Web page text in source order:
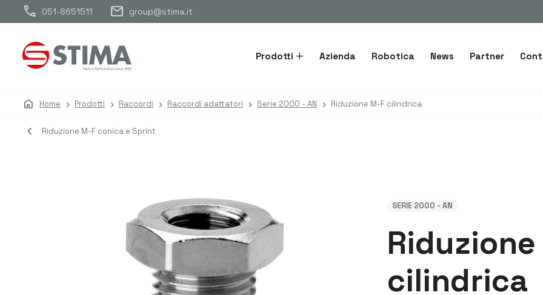
call 051-8651511 mail group@stima.it
Prodotti Azienda Robotica News Partner
home Home Prodotti Raccordi Raccordi adattatori Serie 2000 - AN Riduzione M-F cilindrica
navigate_before Riduzione M-F conica e Sprint
SERIE 2000 - AN
cilindrica